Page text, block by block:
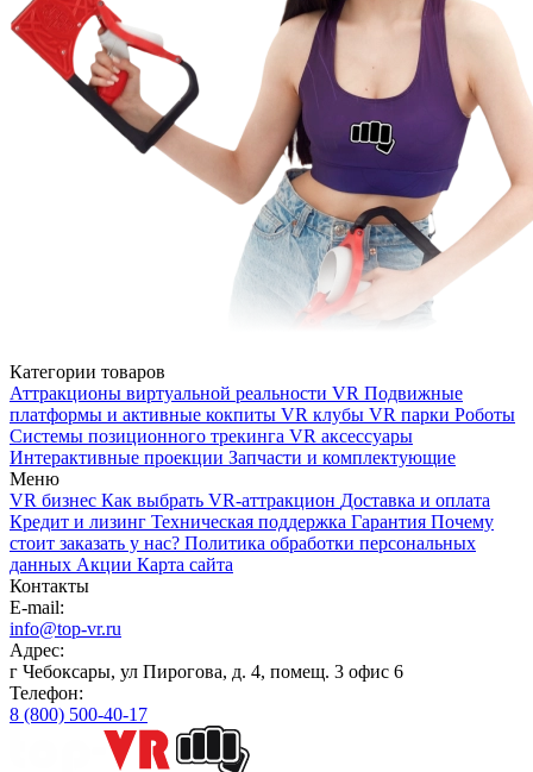
Категории товаров
Аттракционы виртуальной реальности VR Подвижные
платформы и активные кокпиты VR клубы VR парки Роботы
Системы позиционного трекинга VR аксессуары
Интерактивные проекции Запчасти и комплектующие
Меню
VR бизнес Как выбрать VR-аттракцион Доставка и оплата
Кредит и лизинг Техническая поддержка Гарантия Почему
стоит заказать у нас? Политика обработки персональных
данных Акции Карта сайта
Контакты
E-mail:
info@top-vr.ru
Адрес:
г Чебоксары, ул Пирогова, д. 4, помещ. 3 офис 6
Телефон:
8 (800) 500-40-17